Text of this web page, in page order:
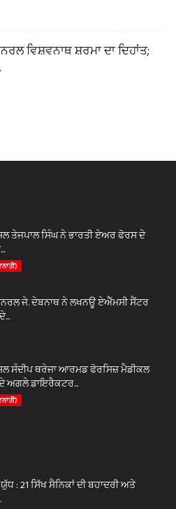
ਵਿਸ਼ਵਨਾਥ ਸ਼ਰਮਾ ਦਾ ਦਿਹਾਂਤ;
ਤੇਜਪਾਲ ਸਿੰਘ ਨੇ ਭਾਰਤੀ ਏਅਰ ਫੋਰਸ ਦੇ
ਜੇ. ਦੇਬਨਾਥ ਨੇ ਲਖਨਊ ਏਐੱਮਸੀ ਸੈਂਟਰ
ਸੰਦੀਪ ਥਰੇਜਾ ਆਰਮਡ ਫੋਰਸਿਜ਼ ਮੈਡੀਕਲ
ਅਗਲੇ ਡਾਇਰੈਕਟਰ...
: 21 ਸਿੱਖ ਸੈਨਿਕਾਂ ਦੀ ਬਹਾਦਰੀ ਅਤੇ